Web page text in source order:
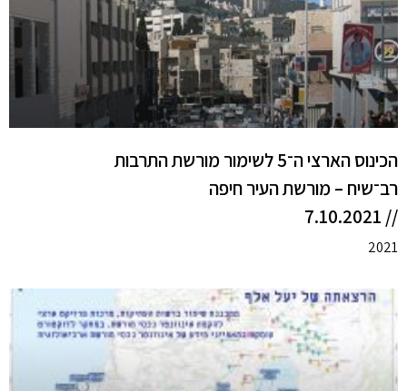
הכינוס הארצי ה־5 לשימור מורשת התרבות
רב־שיח – מורשת העיר חיפה
// 7.10.2021
2021